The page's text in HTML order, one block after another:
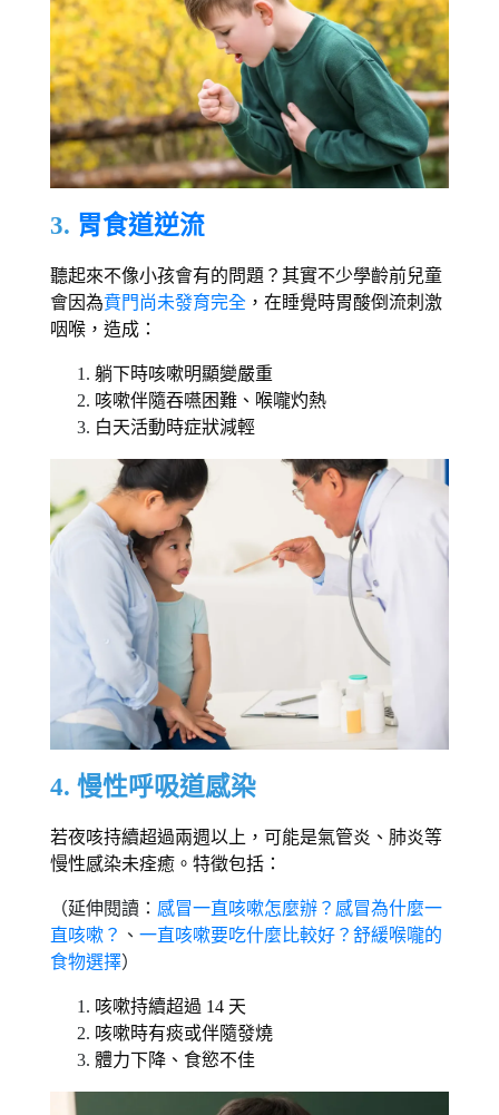
3. 胃食道逆流
聽起來不像小孩會有的問題？其實不少學齡前兒童
會因為賁門尚未發育完全 ，在睡覺時胃酸倒流刺激
咽喉，造成：
躺下時咳嗽明顯變嚴重
咳嗽伴隨吞嚥困難、喉嚨灼熱
白天活動時症狀減輕
4. 慢性呼吸道感染
若夜咳持續超過兩週以上，可能是氣管炎、肺炎等
慢性感染未痊癒。特徵包括：
（延伸閱讀： 感冒一直咳嗽怎麼辦？感冒為什麼一
直咳嗽？ 、 一直咳嗽要吃什麼比較好？舒緩喉嚨的
食物選擇）
咳嗽持續超過 14 天
咳嗽時有痰或伴隨發燒
體力下降、食慾不佳